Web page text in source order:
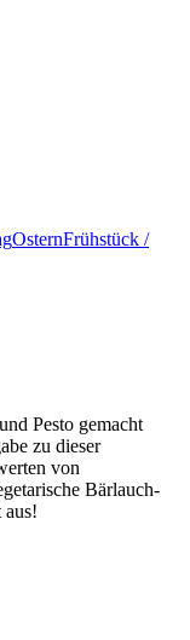
OsternFrühstück /
Pesto gemacht
zu dieser
von
Bärlauch-
aus!